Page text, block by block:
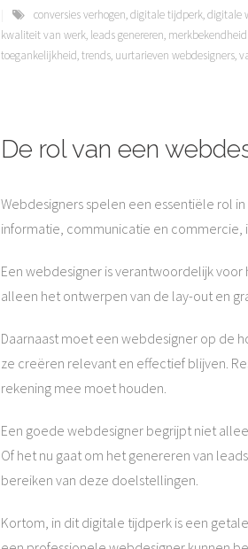
conversies verhogen,digitale tijdperk,digitale
kwaliteit van werk, leads genereren,
toegankelijkheid,trends, uurtarieven webdesigners,
De rol van een
Webdesigners spelen een essentiële rol
informatie, communicatie en commercie,
Een webdesigner is verantwoordelijk
alleen het ontwerpen van de lay-out en
Daarnaast moet een webdesigner op de
ze creëren relevant en effectief blijven.
rekening mee moet houden.
Een goede webdesigner begrijpt niet
Of het nu gaat om het genereren van
bereiken van deze doelstellingen.
Kortom, in dit digitale tijdperk is een